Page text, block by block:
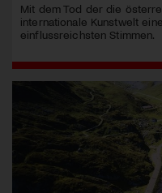
Mit dem Tod der die
internationale Kunstwelt
einflussreichsten Stimmen.